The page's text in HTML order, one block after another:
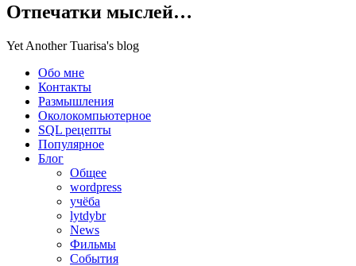
Отпечатки мыслей…
Yet Another Tuarisa's blog
Обо мне
Контакты
Размышления
Околокомпьютерное
SQL рецепты
Популярное
Блог
Общее
wordpress
учёба
lytdybr
News
Фильмы
События